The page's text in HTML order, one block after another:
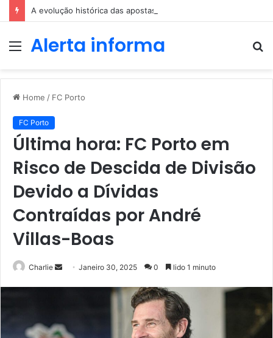
A evolução histórica das apostas ao longo dos séculos
MenuAlerta informa
Home / FC Porto
FC Porto
Última hora: FC Porto em
Risco de Descida de Divisão
Devido a Dívidas
Contraídas por André
Villas-Boas
Charlie
SendJaneiro 30, 2025 0 lido 1 minuto